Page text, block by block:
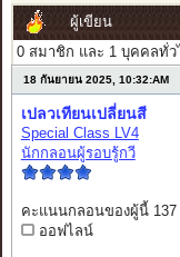
ผู้เขียน
0 สมาชิก และ 1 บุคคลทั่
18 กันยายน 2025, 10:32:AM
เปลวเทียนเปลี่ยนสี
Special Class LV4
นักกลอนผู้รอบรู้กวี
คะแนนกลอนของผู้นี้ 137
ออฟไลน์